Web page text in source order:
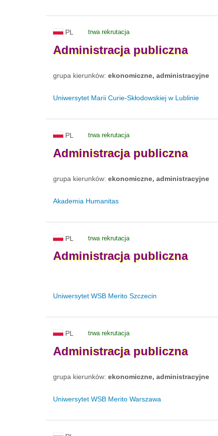
PL trwa rekrutacja
Administracja publiczna
grupa kierunków: ekonomiczne, administracyjne
Uniwersytet Marii Curie-Skłodowskiej w Lublinie
PL trwa rekrutacja
Administracja publiczna
grupa kierunków: ekonomiczne, administracyjne
Akademia Humanitas
PL trwa rekrutacja
Administracja publiczna
Uniwersytet WSB Merito Szczecin
PL trwa rekrutacja
Administracja publiczna
grupa kierunków: ekonomiczne, administracyjne
Uniwersytet WSB Merito Warszawa